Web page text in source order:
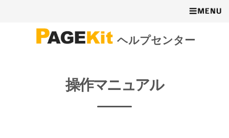
ヘルプセンター
操作マニュアル